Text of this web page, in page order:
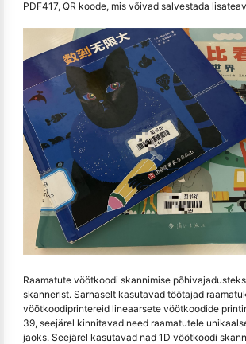
PDF417, QR koode, mis võivad salvestada
Raamatute vöötkoodi skannimise
skannerist. Sarnaselt kasutavad töötajad
vöötkoodiprintereid lineaarsete vöötkoodide
39, seejärel kinnitavad need raamatutele
jaoks. Seejärel kasutavad nad 1D vöötkoodi